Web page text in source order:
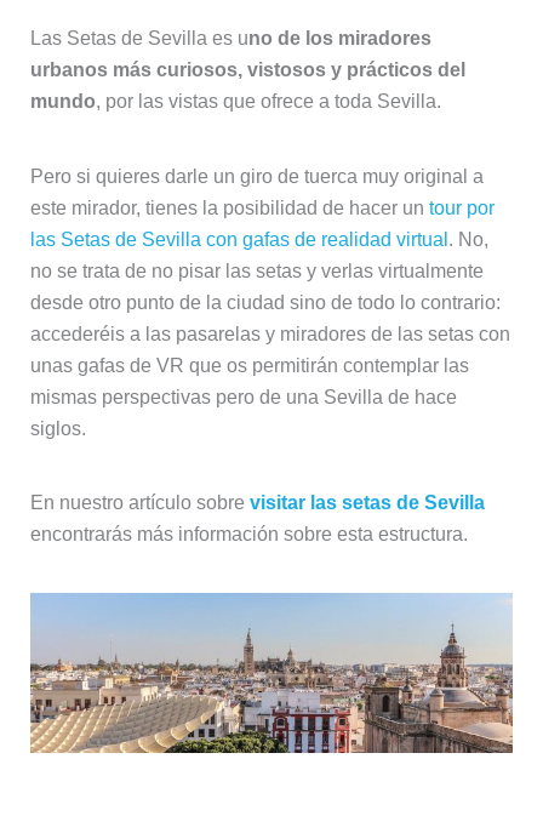
Las Setas de Sevilla es uno de los miradores
urbanos más curiosos, vistosos y prácticos del
mundo, por las vistas que ofrece a toda Sevilla.
Pero si quieres darle un giro de tuerca muy original a
este mirador, tienes la posibilidad de hacer un tour por
las Setas de Sevilla con gafas de realidad virtual . No,
no se trata de no pisar las setas y verlas virtualmente
desde otro punto de la ciudad sino de todo lo contrario:
accederéis a las pasarelas y miradores de las setas con
unas gafas de VR que os permitirán contemplar las
mismas perspectivas pero de una Sevilla de hace
siglos.
En nuestro artículo sobre visitar las setas de Sevilla
encontrarás más información sobre esta estructura.